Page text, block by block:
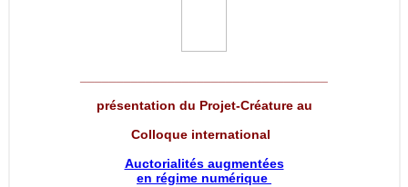
présentation du Projet-Créature au
Colloque international
Auctorialités augmentées
en régime numérique